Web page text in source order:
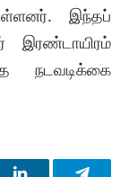
இந்தப்
இரண்டாயிரம்
நடவடிக்கை